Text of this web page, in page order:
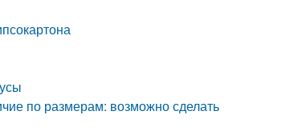
по размерам: возможно сделать